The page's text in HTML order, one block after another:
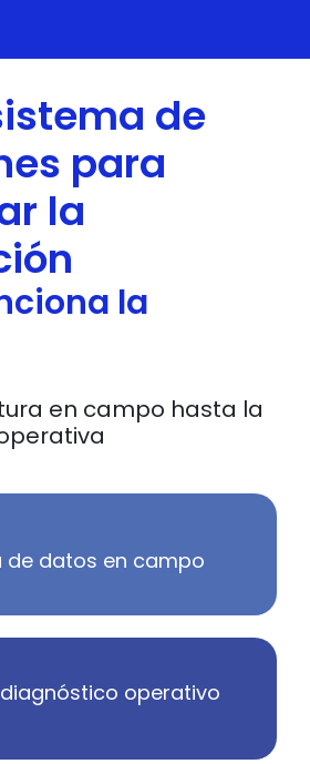
de
para
la
la
en campo hasta la
de datos en campo
operativo